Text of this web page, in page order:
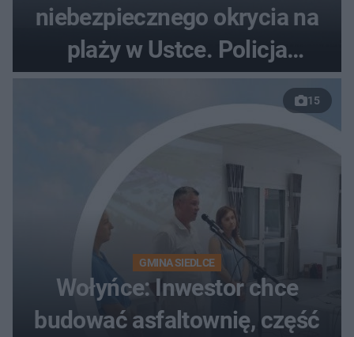
niebezpiecznego okrycia na
plaży w Ustce. Policja
musiała zamknąć odcinek
wybrzeża
15
GMINA SIEDLCE
Wołyńce: Inwestor chce
budować asfaltownię, część